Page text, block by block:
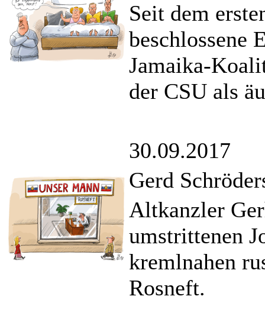
Seit dem
beschlossene
Jamaika-
der CSU als
30.09.2017
Gerd
Altkanzler
umstrittenen
kremlnahen
Rosneft.